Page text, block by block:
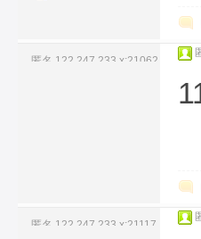
匿名 122.247.233.x:21062
匿名 122.247.233.x:21117